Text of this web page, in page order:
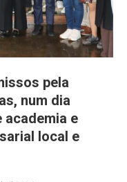
pela
num dia
academia e
local e